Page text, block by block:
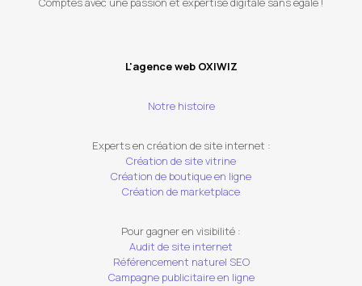
L'agence web OXIWIZ
Notre histoire
Experts en création de site internet :
Création de site vitrine
Création de boutique en ligne
Création de marketplace
Pour gagner en visibilité :
Audit de site internet
Référencement naturel SEO
Campagne publicitaire en ligne